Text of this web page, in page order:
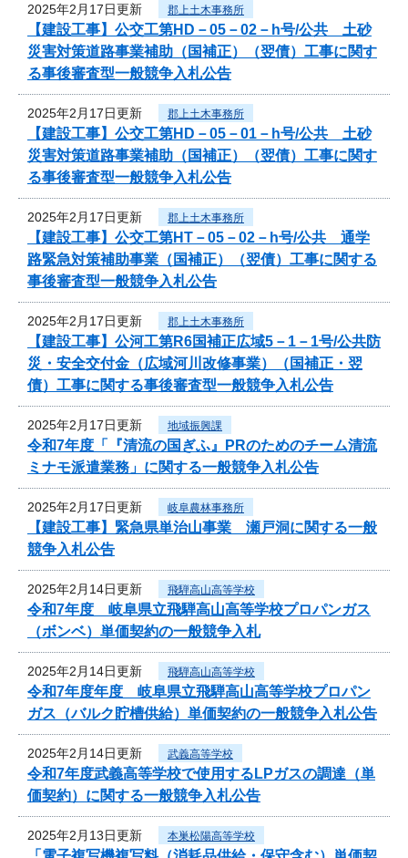
2025年2月17日更新 郡上土木事務所
【建設工事】公交工第HD－05－02－h号/公共 土砂
災害対策道路事業補助（国補正）（翌債）工事に関す
る事後審査型一般競争入札公告
2025年2月17日更新 郡上土木事務所
【建設工事】公交工第HD－05－01－h号/公共 土砂
災害対策道路事業補助（国補正）（翌債）工事に関す
る事後審査型一般競争入札公告
2025年2月17日更新 郡上土木事務所
【建設工事】公交工第HT－05－02－h号/公共 通学
路緊急対策補助事業（国補正）（翌債）工事に関する
事後審査型一般競争入札公告
2025年2月17日更新 郡上土木事務所
【建設工事】公河工第R6国補正広域5－1－1号/公共防
災・安全交付金（広域河川改修事業）（国補正・翌
債）工事に関する事後審査型一般競争入札公告
2025年2月17日更新 地域振興課
令和7年度「『清流の国ぎふ』PRのためのチーム清流
ミナモ派遣業務」に関する一般競争入札公告
2025年2月17日更新 岐阜農林事務所
【建設工事】緊急県単治山事業 瀬戸洞に関する一般
競争入札公告
2025年2月14日更新 飛騨高山高等学校
令和7年度 岐阜県立飛騨高山高等学校プロパンガス
（ボンベ）単価契約の一般競争入札
2025年2月14日更新 飛騨高山高等学校
令和7年度年度 岐阜県立飛騨高山高等学校プロパン
ガス（バルク貯槽供給）単価契約の一般競争入札公告
2025年2月14日更新 武義高等学校
令和7年度武義高等学校で使用するLPガスの調達（単
価契約）に関する一般競争入札公告
2025年2月13日更新 本巣松陽高等学校